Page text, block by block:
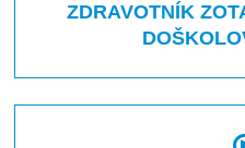
ZDRAVOTNÍK